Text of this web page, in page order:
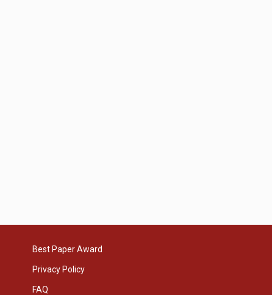
Best Paper Award
Privacy Policy
FAQ